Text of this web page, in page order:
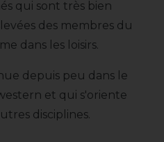
qui sont très bien
des membres du
dans les loisirs.
depuis peu dans le
et qui s'oriente
disciplines.